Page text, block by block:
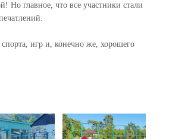
Но главное, что все участники стали
игр и, конечно же, хорошего